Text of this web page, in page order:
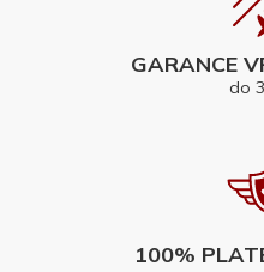
GARANCE
do
100%